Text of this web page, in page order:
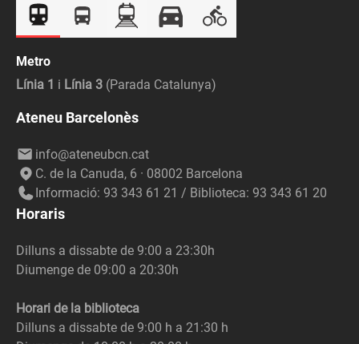
Metro
Línia 1 i Línia 3 (Parada Catalunya)
Ateneu Barcelonès
info@ateneubcn.cat
C. de la Canuda, 6 · 08002 Barcelona
Informació: 93 343 61 21 / Biblioteca: 93 343 61 20
Horaris
Dilluns a dissabte de 9:00 a 23:30h
Diumenge de 09:00 a 20:30h
Horari de la biblioteca
Dilluns a dissabte de 9:00 h a 21:30 h